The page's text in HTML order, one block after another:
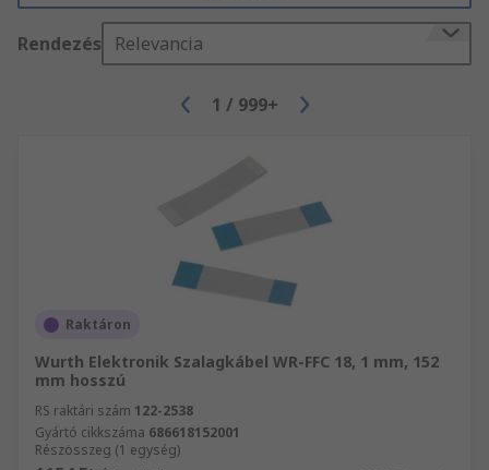
Rendezés Relevancia
1 / 999+
Raktáron
Wurth Elektronik Szalagkábel WR-FFC 18, 1 mm, 152
mm hosszú
RS raktári szám 122-2538
Gyártó cikkszáma 686618152001
Részösszeg (1 egység)